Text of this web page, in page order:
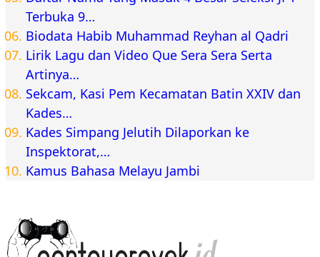
Terbuka 9…
Biodata Habib Muhammad Reyhan al Qadri
Lirik Lagu dan Video Que Sera Sera Serta
Artinya…
Sekcam, Kasi Pem Kecamatan Batin XXIV dan
Kades…
Kades Simpang Jelutih Dilaporkan ke
Inspektorat,…
Kamus Bahasa Melayu Jambi